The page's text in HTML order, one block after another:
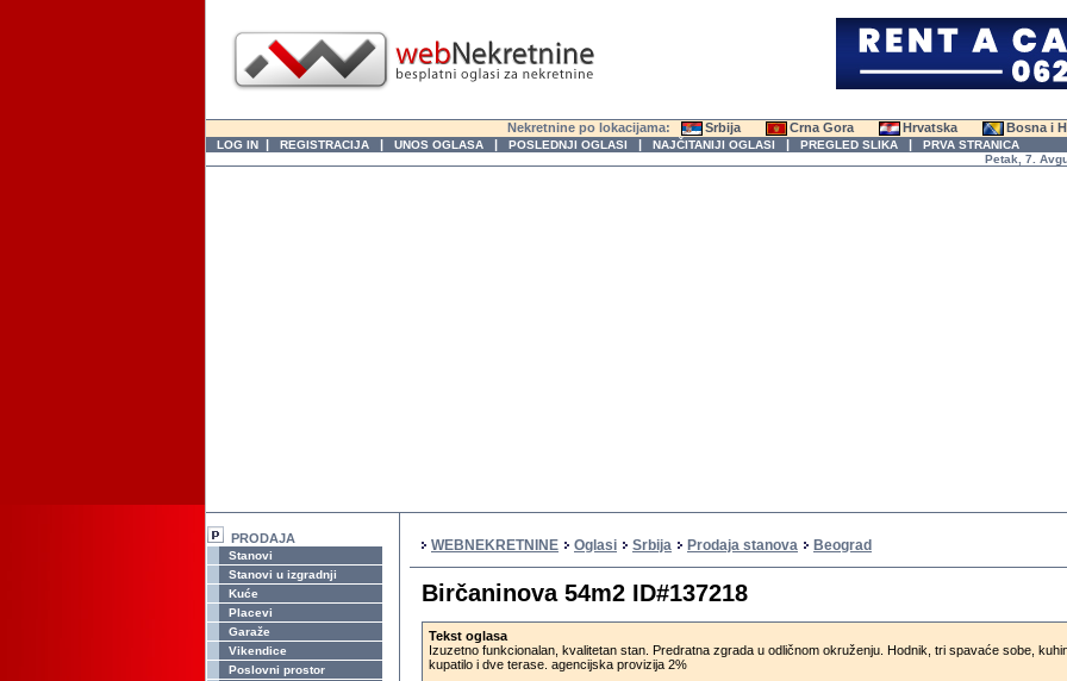
Nekretnine po lokacijama: Srbija Crna Gora Hrvatska Bosna i
LOG IN | REGISTRACIJA | UNOS OGLASA | POSLEDNJI OGLASI | NAJČITANIJI OGLASI | PREGLED SLIKA | PRVA STRANICA
Petak, 7. Avgust
PRODAJA
Stanovi
Stanovi u izgradnji
Kuće
Placevi
Garaže
Vikendice
Poslovni prostor
WEBNEKRETNINE Oglasi Srbija Prodaja stanova Beograd
Birčaninova 54m2 ID#137218
Tekst oglasa
Izuzetno funkcionalan, kvalitetan stan. Predratna zgrada u odličnom okruženju. Hodnik, tri spavaće sobe,
kupatilo i dve terase. agencijska provizija 2%